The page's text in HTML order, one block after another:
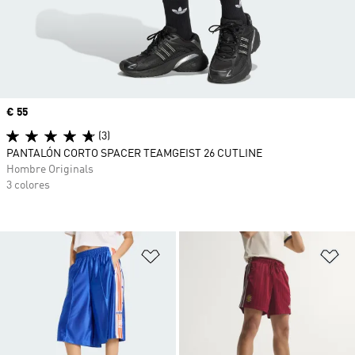
Añadir a la lista de deseos
Precio
€ 55
(3)
PANTALÓN CORTO SPACER TEAMGEIST 26 CUTLINE
Hombre Originals
3 colores